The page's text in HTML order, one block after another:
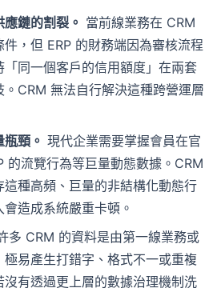
鏈的割裂。 當前線業務在 CRM
，但 ERP 的財務端因為審核流程
同一個客戶的信用額度」在兩套
CRM 無法自行解決這種跨營運層
頸。 現代企業需要掌握會員在官
的流覽行為等巨量動態數據。CRM
這種高頻、巨量的非結構化動態行
造成系統嚴重卡頓。
多 CRM 的資料是由第一線業務或
易產生打錯字、格式不一或重複
沒有透過更上層的數據治理機制洗